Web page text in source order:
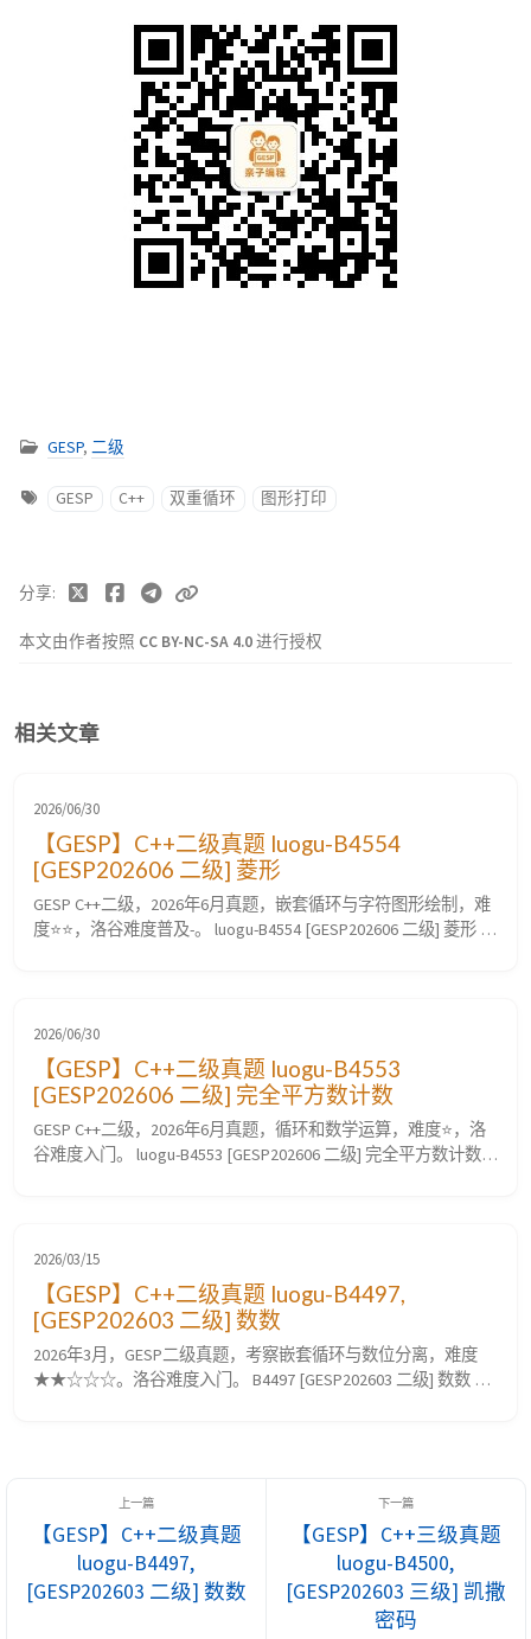
GESP, 二级
GESP C++ 双重循环 图形打印
本文由作者按照 CC BY-NC-SA 4.0进行授权
分享
相关文章
2026/06/30
【GESP】C++二级真题 luogu-B4554
[GESP202606 二级] 菱形
GESP C++二级，2026年6月真题，嵌套循环与字符图形绘制，难
度⭐⭐，洛谷难度普及-。 luogu-B4554 [GESP202606 二级] 菱形 题
2026/06/30
【GESP】C++二级真题 luogu-B4553
[GESP202606 二级] 完全平方数计数
GESP C++二级，2026年6月真题，循环和数学运算，难度⭐，洛
谷难度入门。 luogu-B4553 [GESP202606 二级] 完全平方数计数
为 $9 = 3^2 ...
2026/03/15
【GESP】C++二级真题 luogu-B4497,
[GESP202603 二级] 数数
2026年3月，GESP二级真题，考察嵌套循环与数位分离，难度
★★☆☆☆。洛谷难度入门。 B4497 [GESP202603 二级] 数数 题
【GESP】C++二级真题
luogu-B4497,
[GESP202603 二级] 数数
【GESP】C++三级真题
luogu-B4500,
[GESP202603 三级] 凯撒
密码